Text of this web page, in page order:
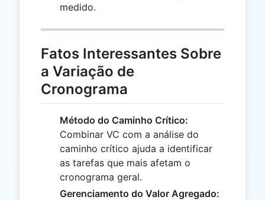
medido.
Fatos Interessantes Sobre
a Variação de
Cronograma
Método do Caminho Crítico:
Combinar VC com a análise do
caminho crítico ajuda a identificar
as tarefas que mais afetam o
cronograma geral.
Gerenciamento do Valor Agregado: